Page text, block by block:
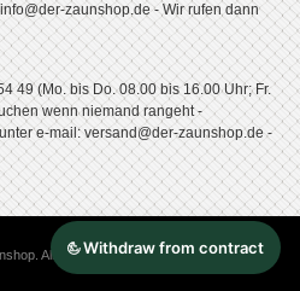
zaunshop.de- Wir rufen dann
49 (Mo. bis Do. 08.00 bis 16.00 Uhr; Fr.
wenn niemand rangeht -
e-mail: versand@der-zaunshop.de -
All Rights Reserved